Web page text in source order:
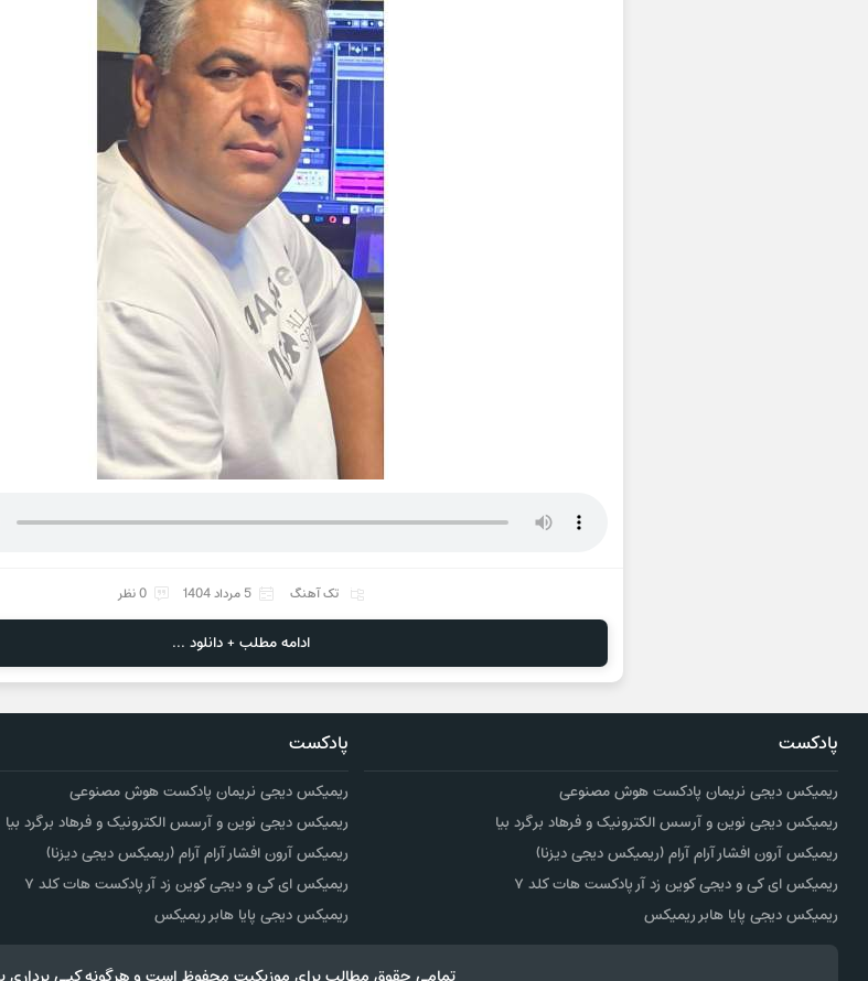
تک آهنگ 5 مرداد 1404 0 نظر
ادامه مطلب + دانلود ...
پادکست
ریمیکس دیجی نریمان پادکست هوش مصنوعی
ریمیکس دیجی نوین و آرسس الکترونیک و فرهاد برگرد بیا
ریمیکس آرون افشار آرام آرام (ریمیکس دیجی دیزنا)
ریمیکس ای کی و دیجی کوین زد آر پادکست هات کلد ۷
ریمیکس دیجی پایا هابر ریمیکس
پادکست
ریمیکس دیجی نریمان پادکست هوش مصنوعی
ریمیکس دیجی نوین و آرسس الکترونیک و فرهاد برگرد بیا
ریمیکس آرون افشار آرام آرام (ریمیکس دیجی دیزنا)
ریمیکس ای کی و دیجی کوین زد آر پادکست هات کلد ۷
ریمیکس دیجی پایا هابر ریمیکس